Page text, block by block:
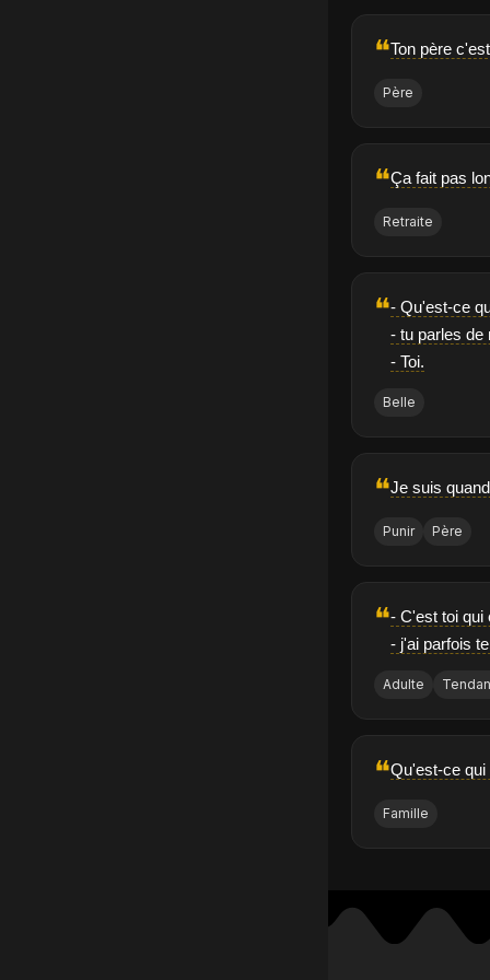
❝Ton père
Père
❝Ça fait pas
Retraite
❝- Qu'est-ce
- tu parles de
- Toi.
Belle
❝Je suis
Punir Père
❝- C'est toi qui
- j'ai parfois
Adulte
❝Qu'est-ce
Famille